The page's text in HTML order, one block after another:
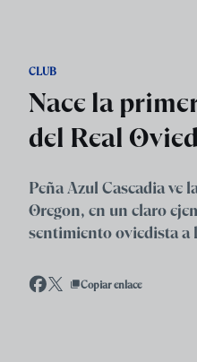
CLUB
Nace la
del Real
Peña Azul Cascadia ve
Oregon, en un claro
sentimiento oviedista a
Copiar enlace